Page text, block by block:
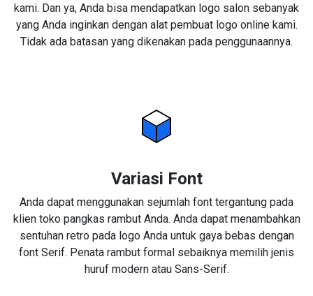
kami. Dan ya, Anda bisa mendapatkan logo salon sebanyak
yang Anda inginkan dengan alat pembuat logo online kami.
Tidak ada batasan yang dikenakan pada penggunaannya.
Variasi Font
Anda dapat menggunakan sejumlah font tergantung pada
klien toko pangkas rambut Anda. Anda dapat menambahkan
sentuhan retro pada logo Anda untuk gaya bebas dengan
font Serif. Penata rambut formal sebaiknya memilih jenis
huruf modern atau Sans-Serif.